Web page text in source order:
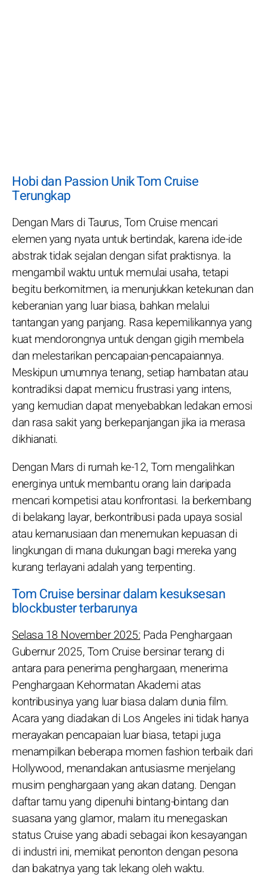
Hobi dan Passion Unik Tom Cruise
Terungkap
Dengan Mars di Taurus, Tom Cruise mencari
elemen yang nyata untuk bertindak, karena ide-ide
abstrak tidak sejalan dengan sifat praktisnya. Ia
mengambil waktu untuk memulai usaha, tetapi
begitu berkomitmen, ia menunjukkan ketekunan dan
keberanian yang luar biasa, bahkan melalui
tantangan yang panjang. Rasa kepemilikannya yang
kuat mendorongnya untuk dengan gigih membela
dan melestarikan pencapaian-pencapaiannya.
Meskipun umumnya tenang, setiap hambatan atau
kontradiksi dapat memicu frustrasi yang intens,
yang kemudian dapat menyebabkan ledakan emosi
dan rasa sakit yang berkepanjangan jika ia merasa
dikhianati.
Dengan Mars di rumah ke-12, Tom mengalihkan
energinya untuk membantu orang lain daripada
mencari kompetisi atau konfrontasi. Ia berkembang
di belakang layar, berkontribusi pada upaya sosial
atau kemanusiaan dan menemukan kepuasan di
lingkungan di mana dukungan bagi mereka yang
kurang terlayani adalah yang terpenting.
Tom Cruise bersinar dalam kesuksesan
blockbuster terbarunya
Selasa 18 November 2025: Pada Penghargaan
Gubernur 2025, Tom Cruise bersinar terang di
antara para penerima penghargaan, menerima
Penghargaan Kehormatan Akademi atas
kontribusinya yang luar biasa dalam dunia film.
Acara yang diadakan di Los Angeles ini tidak hanya
merayakan pencapaian luar biasa, tetapi juga
menampilkan beberapa momen fashion terbaik dari
Hollywood, menandakan antusiasme menjelang
musim penghargaan yang akan datang. Dengan
daftar tamu yang dipenuhi bintang-bintang dan
suasana yang glamor, malam itu menegaskan
status Cruise yang abadi sebagai ikon kesayangan
di industri ini, memikat penonton dengan pesona
dan bakatnya yang tak lekang oleh waktu.